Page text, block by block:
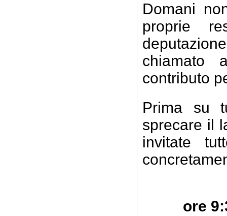
Domani
proprie
chiamato
contributo
Prima su
sprecare il
invitate
ore 9:30